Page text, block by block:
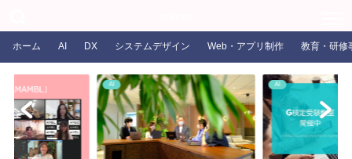
ホーム AI DX システムデザイン Web・アプリ制作 教育・研修
AI AI